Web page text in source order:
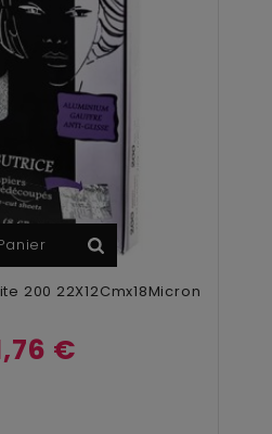
200 22X12Cmx18Micron
€